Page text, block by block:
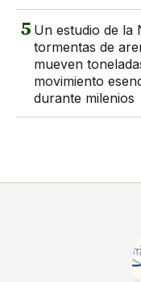
5 Un estudio de la
tormentas de
mueven
movimiento
durante milenios